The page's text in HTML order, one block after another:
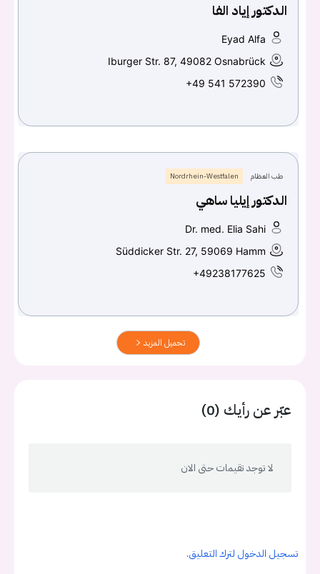
الدكتور إياد الفا
Eyad Alfa
Iburger Str. 87, 49082 Osnabrück
+49 541 572390
طب العظام Nordrhein-Westfalen
الدكتور إيليا ساهي
Dr. med. Elia Sahi
Süddicker Str. 27, 59069 Hamm
+49238177625
تحميل المزيد
عبّر عن رأيك (0)
لا توجد تقيمات حتى الان
تسجيل الدخول لترك التعليق.